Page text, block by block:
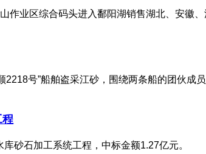
业区综合码头进入鄱阳湖销售湖北、安徽
2218号”船舶盗采江砂，围绕两条船的团伙
程
砂石加工系统工程，中标金额1.27亿元。